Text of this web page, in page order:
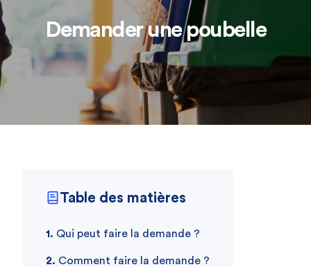
Demander une poubelle
Table des matières
Qui peut faire la demande ?
Comment faire la demande ?